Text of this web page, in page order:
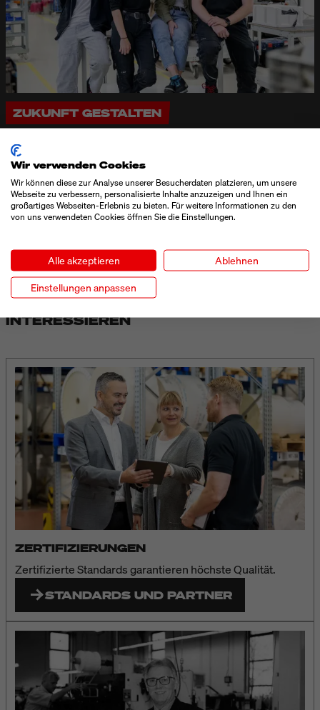
ZUKUNFT GESTALTEN
Wir bilden aus und bieten langfristige Perspektiven. Unsere
Kompetenzen und bereiten optimal auf die berufliche
Zukunft vor. Gemeinsam gestalten wir die Zukunft und
AUSBILDUNG BEI BLUHM SYSTEME
INTERESSIEREN
ZERTIFIZIERUNGEN
Zertifizierte Standards garantieren höchste Qualität.
STANDARDS UND PARTNER
Wir verwenden Cookies
Wir können diese zur Analyse unserer Besucherdaten platzieren, um unsere
Webseite zu verbessern, personalisierte Inhalte anzuzeigen und Ihnen ein
großartiges Webseiten-Erlebnis zu bieten. Für weitere Informationen zu den
von uns verwendeten Cookies öffnen Sie die Einstellungen.
Alle akzeptieren Ablehnen
Einstellungen anpassen